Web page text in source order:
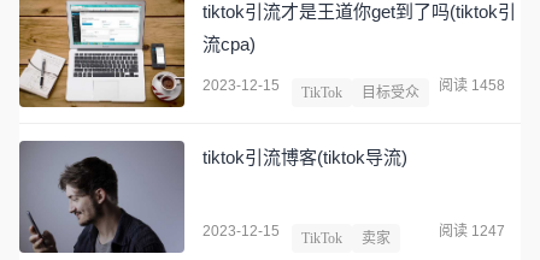
tiktok引流才是王道你get到了吗(tiktok引
流cpa)
2023-12-15 TikTok 目标受众 阅读 1458
tiktok引流博客(tiktok导流)
2023-12-15 TikTok 卖家 阅读 1247